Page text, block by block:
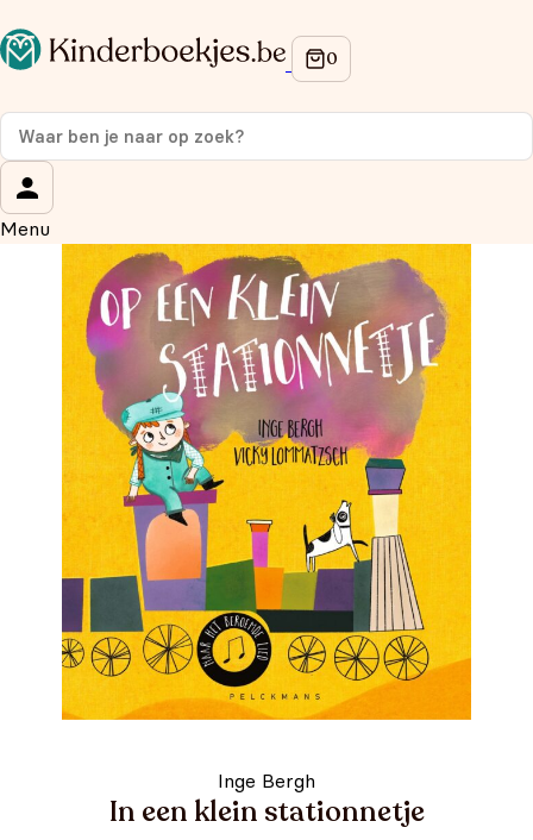
Menu
Inge Bergh
In een klein stationnetje
Op de hoogte blijven van onze acties?
Meld je aan voor onze nieuwsbrief en ontvang
korting
Wat is je voornaam?
Wat is je e-mailadres? *
Aanmelden
We gebruiken je gegevens om contact op te nemen, in
overeenstemming met onsprivacybeleid.